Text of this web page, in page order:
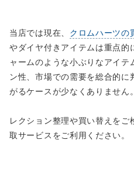
当店では現在、 クロムハーツの
やダイヤ付きアイテムは重点的
ャームのような小ぶりなアイテ
ン性、市場での需要を総合的
がるケースが少なくありません。
レクション整理や買い替えを
取サービスをご利用ください。